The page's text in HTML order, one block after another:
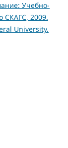
Учебно-
СКАГС, 2009.
University.